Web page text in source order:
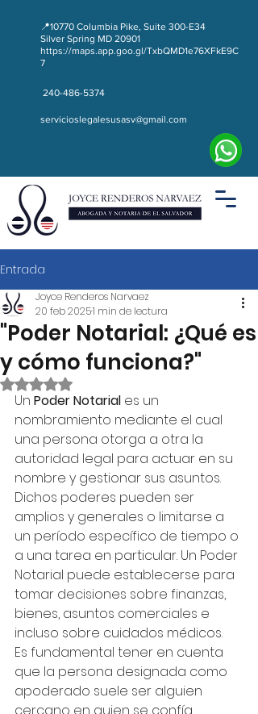
📍10770 Columbia Pike, Suite 300-E34
Silver Spring MD 20901
https://maps.app.goo.gl/TxbQMD1e76XFkE9C
7
240-486-5374
servicioslegalesusasv@gmail.com
Entrada
"Poder Notarial: ¿Qué es
y cómo funciona?"
Joyce Renderos Narvaez
20 feb 20251 min de lectura
Obtuvo NaN de 5 estrellas.
Un Poder Notarial es un
nombramiento mediante el cual
una persona otorga a otra la
autoridad legal para actuar en su
nombre y gestionar sus asuntos.
Dichos poderes pueden ser
amplios y generales o limitarse a
un período específico de tiempo o
a una tarea en particular. Un Poder
Notarial puede establecerse para
tomar decisiones sobre finanzas,
bienes, asuntos comerciales e
incluso sobre cuidados médicos.
Es fundamental tener en cuenta
que la persona designada como
apoderado suele ser alguien